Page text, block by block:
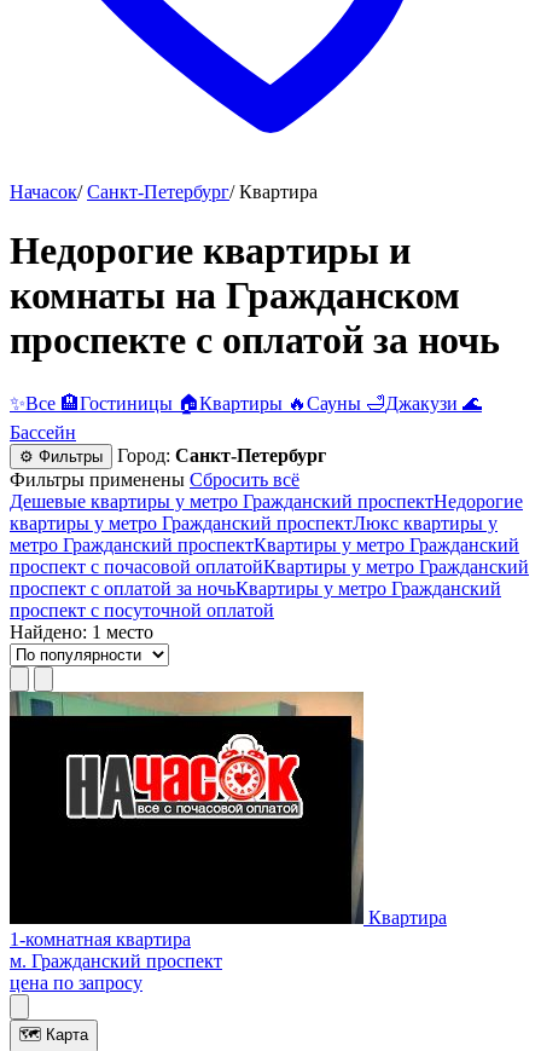
Начасок/ Санкт-Петербург/ Квартира
Недорогие квартиры и
комнаты на Гражданском
проспекте с оплатой за ночь
✨Все 🏨Гостиницы 🏠Квартиры 🔥Сауны 🛁Джакузи 🌊
Бассейн
⚙ Фильтры Город: Санкт-Петербург
Фильтры применены Сбросить всё
Дешевые квартиры у метро Гражданский проспектНедорогие
квартиры у метро Гражданский проспектЛюкс квартиры у
метро Гражданский проспектКвартиры у метро Гражданский
проспект c почасовой оплатойКвартиры у метро Гражданский
проспект с оплатой за ночьКвартиры у метро Гражданский
проспект c посуточной оплатой
Найдено: 1 место
Квартира
1-комнатная квартира
м. Гражданский проспект
цена по запросу
🗺 Карта